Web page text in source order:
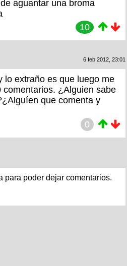
aguantar una broma
10
6 feb 2012, 23:01
lo extraño es que luego me
¿Alguien sabe
que comenta y
0
para poder dejar comentarios.